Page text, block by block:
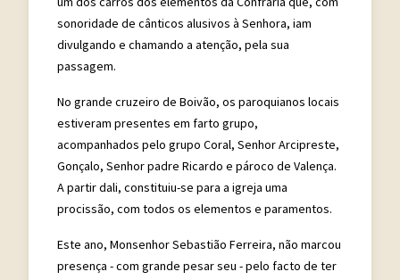
sonoridade de cânticos alusivos à Senhora, iam
divulgando e chamando a atenção, pela sua
passagem.
No grande cruzeiro de Boivão, os paroquianos locais
estiveram presentes em farto grupo,
acompanhados pelo grupo Coral, Senhor Arcipreste,
Gonçalo, Senhor padre Ricardo e pároco de Valença.
A partir dali, constituiu-se para a igreja uma
procissão, com todos os elementos e paramentos.
Este ano, Monsenhor Sebastião Ferreira, não marcou
presença - com grande pesar seu - pelo facto de ter